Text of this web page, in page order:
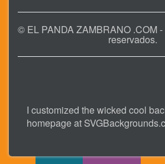
MENU
© EL PANDA ZAMBRANO .COM
reservados.
I customized the wicked cool
homepage at